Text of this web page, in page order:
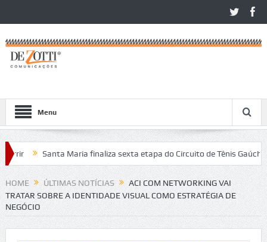
Menu
Santa Maria finaliza sexta etapa do Circuito de Tênis Gaúcho
no São Léo Open 2026
HOME ÚLTIMAS NOTÍCIAS
ACI COM NETWORKING VAI
TRATAR SOBRE A IDENTIDADE VISUAL COMO ESTRATÉGIA DE
NEGÓCIO